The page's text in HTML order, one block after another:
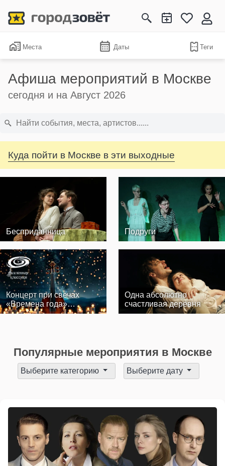
Места Даты Теги
Афиша мероприятий в Москве
сегодня и на Август 2026
Куда пойти в Москве в эти выходные
Беспри­дан­ни­ца Подруги
Концерт при свечах
«Времена года»
Вивальди
Одна абсолютно
счастливая деревня
Популярные мероприятия в Москве
Выберите категорию Выберите дату